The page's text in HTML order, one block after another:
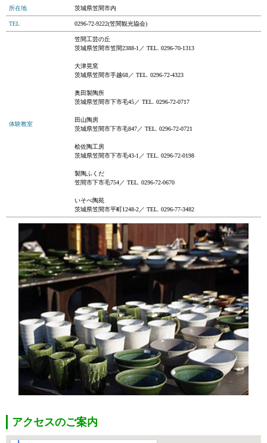
所在地 茨城県笠間市内
TEL 0296-72-9222(笠間観光協会)
体験教室
笠間工芸の丘
茨城県笠間市笠間2388-1／ TEL. 0296-70-1313
大津晃窯
茨城県笠間市手越68／ TEL. 0296-72-4323
奥田製陶所
茨城県笠間市下市毛45／ TEL. 0296-72-0717
田山陶房
茨城県笠間市下市毛847／ TEL. 0296-72-0721
桧佐陶工房
茨城県笠間市下市毛43-1／ TEL. 0296-72-0198
製陶ふくだ
笠間市下市毛754／ TEL. 0296-72-0670
いそべ陶苑
茨城県笠間市平町1248-2／ TEL. 0296-77-3482
アクセスのご案内